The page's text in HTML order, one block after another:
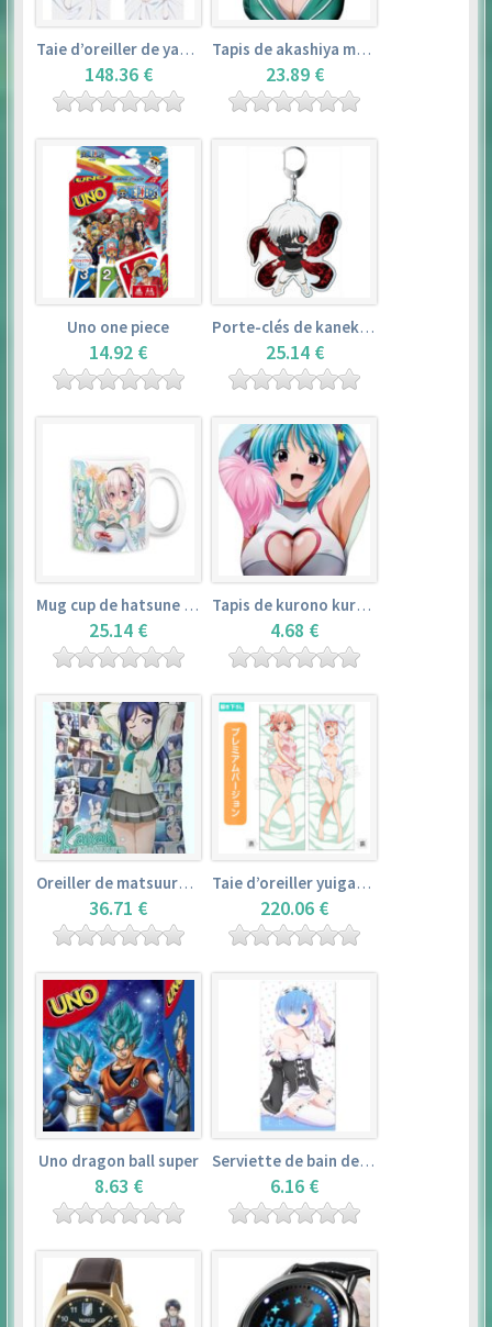
Taie d’oreiller de yamada elf – eromanga sensei
148.36 €
Tapis de akashiya moka – rosario + vampire
23.89 €
Uno one piece
14.92 €
Porte-clés de kaneki ken – tokyo ghoul
25.14 €
Mug cup de hatsune miku & super sonico – vocaloid
25.14 €
Tapis de kurono kurumu – rosario + vampire
4.68 €
Oreiller de matsuura kanan (35cm×53cm) – love live! sunshine!!
36.71 €
Taie d’oreiller yuigahama yui (50cm×150cm) – yahari ore no seishun love comedy wa machigatteiru. zoku
220.06 €
Uno dragon ball super
8.63 €
Serviette de bain de rem (120×60cm) – re:zero kara hajimeru isekai seikatsu
6.16 €